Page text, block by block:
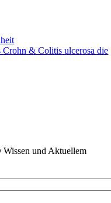
Crohn & Colitis ulcerosa die
und Aktuellem